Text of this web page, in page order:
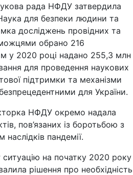
рада НФДУ затвердила
для безпеки людини та
досліджень провідних та
обрано 216
у 2020 році надано 255,3 млн
для проведення наукових
підтримки та механізми
для України.
НФДУ окремо надала
пов’язаних із боротьбою з
пандемії.
ситуацію на початку 2020 року
рішення про необхідність